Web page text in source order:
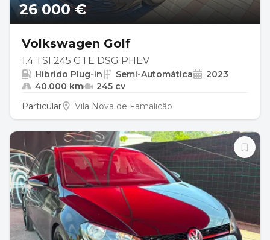
26 000 €
Volkswagen Golf
1.4 TSI 245 GTE DSG PHEV
Híbrido Plug-in Semi-Automática
2023
40.000 km
245 cv
Particular
Vila Nova de Famalicão